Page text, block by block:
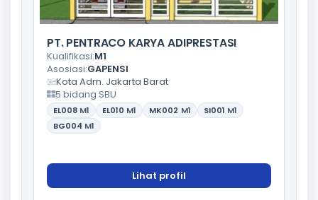
PT. PENTRACO KARYA ADIPRESTASI
Kualifikasi:M1
Asosiasi:GAPENSI
Kota Adm. Jakarta Barat
5 bidang SBU
EL008 M1 EL010 M1 MK002 M1 SI001 M1
BG004 M1
Lihat profil